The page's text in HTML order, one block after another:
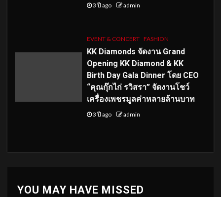
3 ปี ago admin
EVENT & CONCERT FASHION
KK Diamonds จัดงาน Grand
Opening KK Diamond & KK
Birth Day Gala Dinner โดย CEO
“คุณกุ๊กไก่ รวิสรา” จัดงานโชว์
เครื่องเพชรมูลค่าหลายล้านบาท
3 ปี ago admin
YOU MAY HAVE MISSED